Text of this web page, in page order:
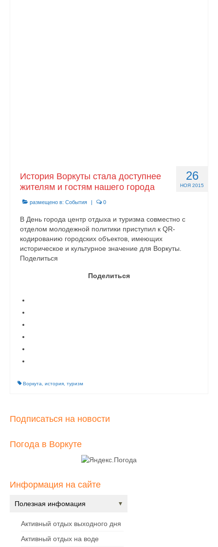
26
НОЯ 2015
История Воркуты стала доступнее
жителям и гостям нашего города
размещено в: События | 0
В День города центр отдыха и туризма совместно с
отделом молодежной политики приступил к QR-
кодированию городских объектов, имеющих
историческое и культурное значение для Воркуты.
Поделиться
Поделиться
Воркута история туризм
Подписаться на новости
Погода в Воркуте
Информация на сайте
Полезная инфомация
Активный отдых выходного дня
Активный отдых на воде